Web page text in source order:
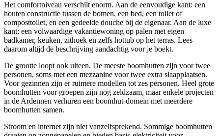
Het comfortniveau verschilt enorm. Aan de eenvoudige kant: een
houten constructie tussen de bomen, een bed, een toilet of
composttoilet, en een gedeelde douche bij de eigenaar. Aan de luxe
kant: een volwaardige vakantiewoning op palen met eigen
badkamer, keuken, zithoek en zelfs hottub op het terras. Lees
daarom altijd de beschrijving aandachtig voor je boekt.
De grootte loopt ook uiteen. De meeste boomhutten zijn voor twee
personen, soms met een mezzanine voor twee extra slaapplaatsen.
Voor gezinnen zijn er ruimere modellen tot zes personen. Heel grote
boomhutten voor groepen zijn nog zeldzaam, maar enkele projecten
in de Ardennen verhuren een boomhut-domein met meerdere
boomhutten samen.
Stroom en internet zijn niet vanzelfsprekend. Sommige boomhutten